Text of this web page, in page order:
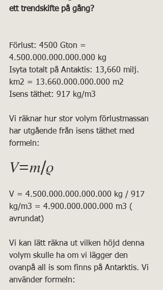
ett trendskifte på gång?
Förlust: 4500 Gton =
4.500.000.000.000.000 kg
Isyta totalt på Antaktis: 13,660 milj.
km2 = 13.660.000.000.000 m2
Isens täthet: 917 kg/m3
Vi räknar hur stor volym förlustmassan
har utgående från isens täthet med
formeln:
𝑉=𝑚/𝜌
V = 4.500.000.000.000.000 kg / 917
kg/m3 = 4.900.000.000.000 m3 (
avrundat)
Vi kan lätt räkna ut vilken höjd denna
volym skulle ha om vi lägger den
ovanpå all is som finns på Antarktis. Vi
använder formeln: